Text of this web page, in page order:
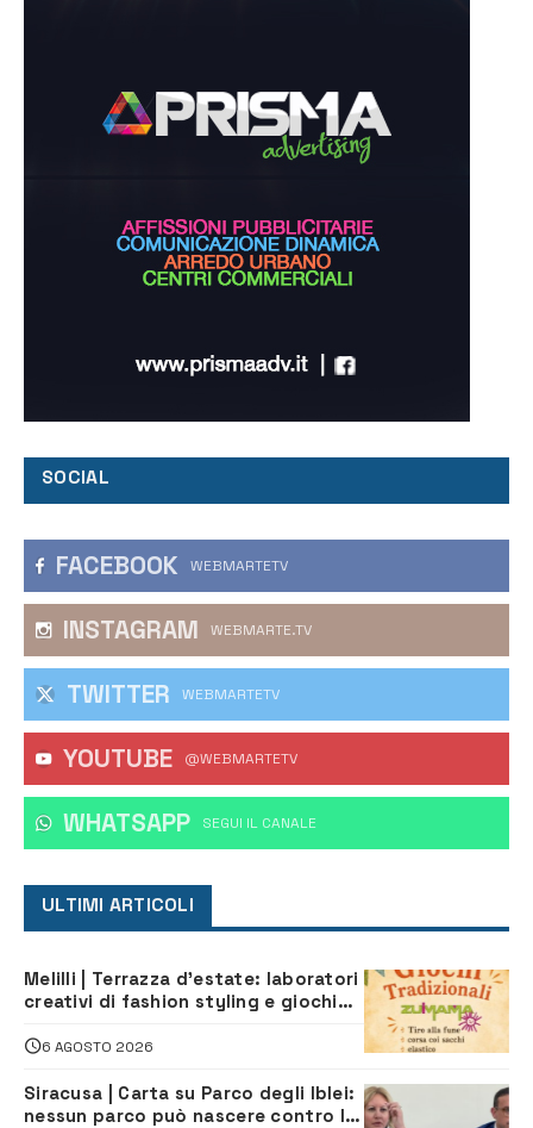
SOCIAL
FACEBOOK WEBMARTETV
INSTAGRAM WEBMARTE.TV
TWITTER WEBMARTETV
YOUTUBE @WEBMARTETV
WHATSAPP ‎SEGUI IL CANALE
ULTIMI ARTICOLI
Melilli | Terrazza d’estate: laboratori
creativi di fashion styling e giochi
iscriversi
6 AGOSTO 2026
Siracusa | Carta su Parco degli Iblei:
nessun parco può nascere contro le